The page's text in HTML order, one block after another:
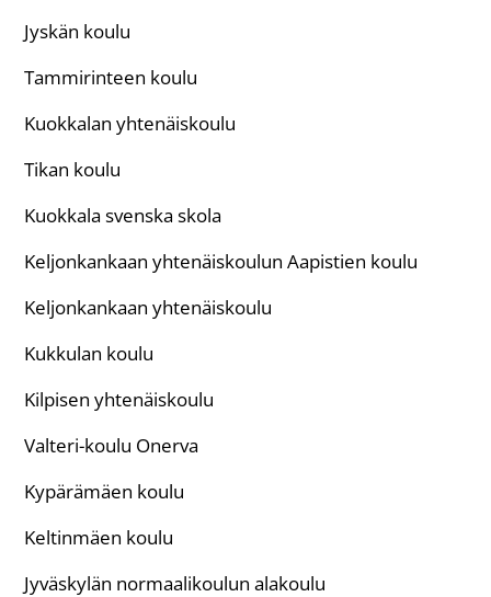
Jyskän koulu
Tammirinteen koulu
Kuokkalan yhtenäiskoulu
Tikan koulu
Kuokkala svenska skola
Keljonkankaan yhtenäiskoulun Aapistien koulu
Keljonkankaan yhtenäiskoulu
Kukkulan koulu
Kilpisen yhtenäiskoulu
Valteri-koulu Onerva
Kypärämäen koulu
Keltinmäen koulu
Jyväskylän normaalikoulun alakoulu